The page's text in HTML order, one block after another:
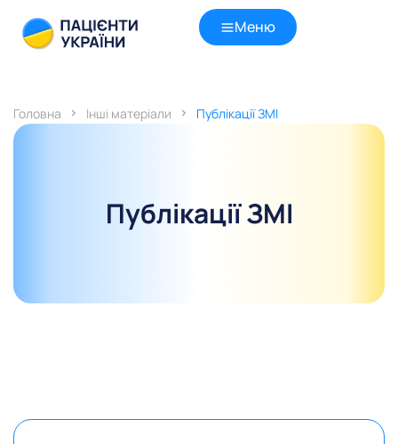
Меню
Головна Інші матеріали Публікації ЗМІ
Публікації ЗМІ